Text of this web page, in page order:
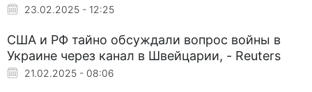
23.02.2025 - 12:25
США и РФ тайно обсуждали вопрос войны в
Украине через канал в Швейцарии, - Reuters
21.02.2025 - 08:06